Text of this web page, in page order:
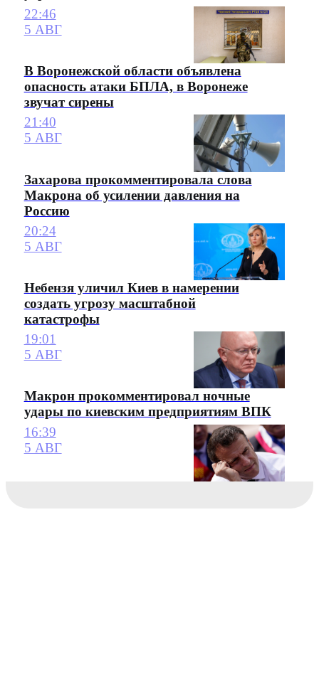
22:46
5 АВГ
В Воронежской области объявлена
опасность атаки БПЛА, в Воронеже
звучат сирены
21:40
5 АВГ
Захарова прокомментировала слова
Макрона об усилении давления на
Россию
20:24
5 АВГ
Небензя уличил Киев в намерении
создать угрозу масштабной
катастрофы
19:01
5 АВГ
Макрон прокомментировал ночные
удары по киевским предприятиям ВПК
16:39
5 АВГ